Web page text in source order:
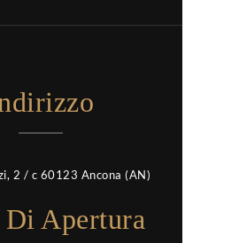
2 / c 60123 Ancona (AN)
Apertura